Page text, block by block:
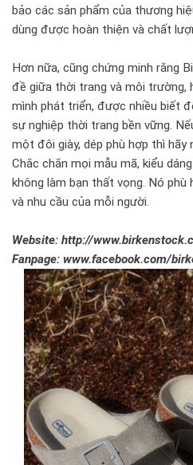
bảo các sản phẩm của thương
dùng được hoàn thiện và chất
Hơn nữa, cũng chứng minh rằng
đề giữa thời trang và môi trường,
mình phát triển, được nhiều biết
sự nghiệp thời trang bền vững.
một đôi giày, dép phù hợp thì hãy
Chắc chắn mọi mẫu mã, kiểu
không làm bạn thất vọng. Nó
và nhu cầu của mỗi người.
Website: http://
Fanpage: www.facebook.com/